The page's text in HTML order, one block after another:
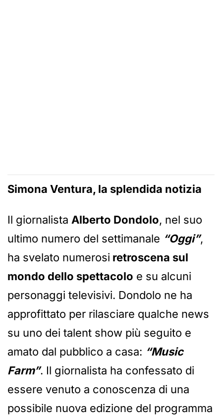
Simona Ventura, la splendida notizia
Il giornalista Alberto Dondolo, nel suo
ultimo numero del settimanale “Oggi”,
ha svelato numerosi retroscena sul
mondo dello spettacolo e su alcuni
personaggi televisivi. Dondolo ne ha
approfittato per rilasciare qualche news
su uno dei talent show più seguito e
amato dal pubblico a casa: “Music
Farm”. Il giornalista ha confessato di
essere venuto a conoscenza di una
possibile nuova edizione del programma